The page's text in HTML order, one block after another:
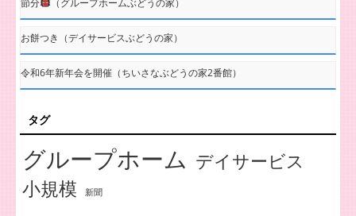
お餅つき（デイサービスぶどうの家）
令和6年新年会を開催（ちいさなぶどうの家2番館）
タグ
グループホーム デイサービス
小規模 新聞